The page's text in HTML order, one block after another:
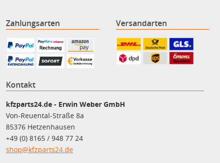
Zahlungsarten Versandarten
Kontakt
kfzparts24.de - Erwin Weber GmbH
Von-Reuental-Straße 8a
85376 Hetzenhausen
+49 (0) 8165 / 948 77 24
shop@kfzparts24.de